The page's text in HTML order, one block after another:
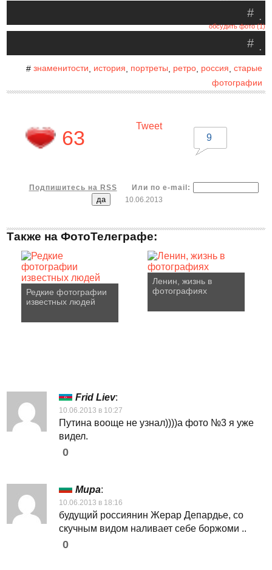
.
#
обсудить фото (1)
.
#
# знаменитости история портреты ретро, россия старые
фотографии
63
Tweet
9
Подпишитесь на RSS
Или по e-mail:
10.06.2013
Также на ФотоТелеграфе:
Редкие фотографии
известных людей
Ленин, жизнь в
фотографиях
Frid Liev:
10.06.2013 в 10:27
Путина вооще не узнал))))а фото №3 я уже
видел.
0
Мира:
10.06.2013 в 18:16
будущий россиянин Жерар Депардье, со
скучным видом наливает себе боржоми ..
0